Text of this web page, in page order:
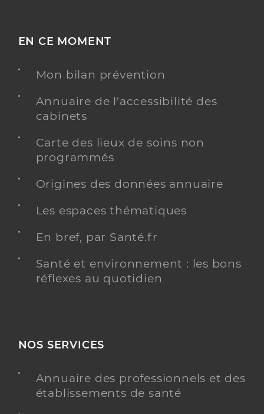
EN CE MOMENT
Mon bilan prévention
Annuaire de l'accessibilité des
cabinets
Carte des lieux de soins non
programmés
Origines des données annuaire
Les espaces thématiques
En bref, par Santé.fr
Santé et environnement : les bons
réflexes au quotidien
NOS SERVICES
Annuaire des professionnels et des
établissements de santé